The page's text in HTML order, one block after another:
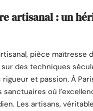
artisanal : un
pièce maîtresse
des techniques
et passion. À
où
Les artisans,